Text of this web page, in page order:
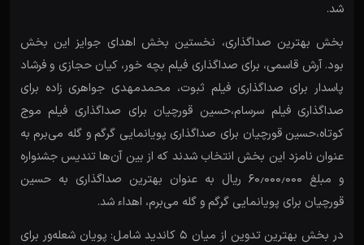
شد.
بخش بهترین صداگذاری، نخستین بخش اهدای جوایز این بخش
بود. آرش قاسمی، برای صداگذاری فیلم بچه خور، کیان حجازی و فرشاد
پاسدار برای صداگذاری فیلم ثبوت، محمدمهدی جواهری زاده برای
صداگذاری فیلم سرسام،حسین قورچیان برای صداگذاری فیلم موج
کوتاه،حسین قورچیان برای صداگذاری پویانمایی گرگم و گله می‌برم به
عنوان نامزد این بخش انتخاب شدند که از بین آن‌ها تندیس جشنواره
و مبلغ ۶۰٫۰۰۰٫۰۰۰ ریال به عنوان بهترین صداگذاری به حسین
قورچیان برای پویانمایی گرگم و گله می‌برم، اهداء شد.
در بخش بهترین تدوین از میان ۵ کاندید شامل: پویان شعله‌ور برای